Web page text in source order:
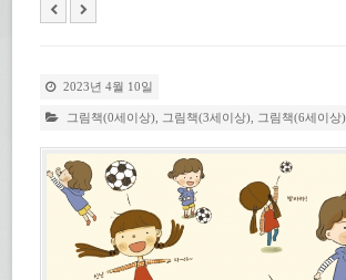
2023년 4월 10일
그림책(0세이상) 그림책(3세이상) 그림책(6세이상)